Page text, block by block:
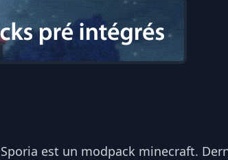
Sporia est un modpack minecraft.